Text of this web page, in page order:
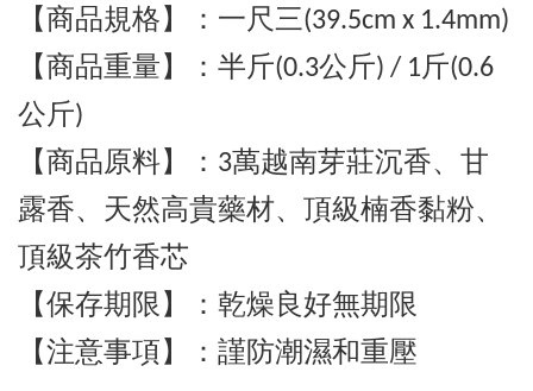
【商品規格】： 一尺三(39.5cm x 1.4mm)
【商品重量】：半斤(0.3公斤) / 1斤(0.6
公斤)
【商品原料】：3萬越南芽莊沉香、甘
露香、天然高貴藥材、 頂級楠香黏粉、
頂級茶竹香芯
【保存期限】：乾燥良好無期限
【注意事項】：謹防潮濕和重壓